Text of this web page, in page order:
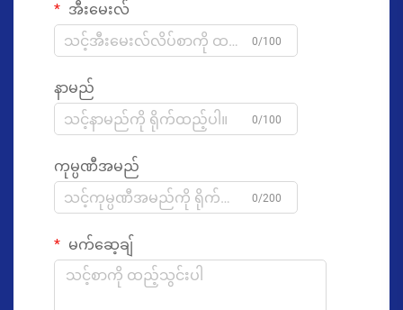
အီးမေးလ်
0/100
နာမည်
0/100
ကုမ္ပဏီအမည်
0/200
မက်ဆေ့ချ်